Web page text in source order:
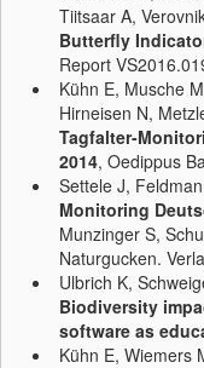
Tiitsaar A,
Butterfly
Report
Kühn E, Musche
Hirneisen N,
Tagfalter-
2014, Oedippus
Settele J,
Monitoring
Munzinger S,
Naturgucken.
Ulbrich K,
Biodiversity
software as
Kühn E, Wiemers